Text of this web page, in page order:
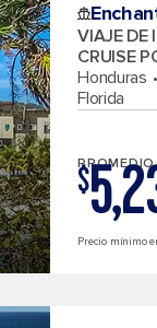
VIAJE DE
CRUISE
Honduras
Florida
$
Precio mínimo